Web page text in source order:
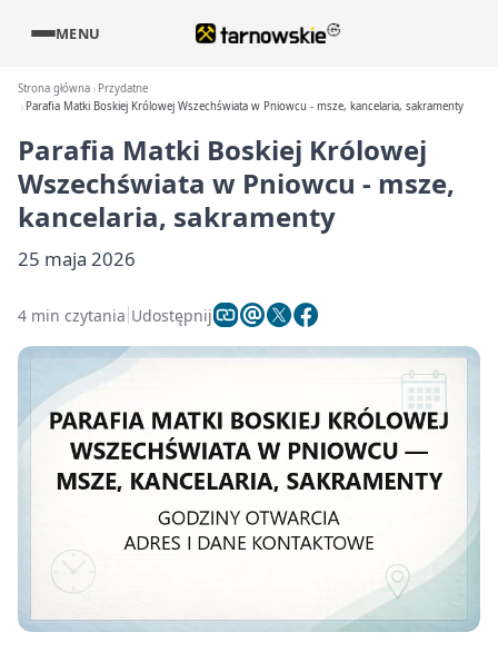
MENU
Strona główna
Przydatne
Parafia Matki Boskiej Królowej Wszechświata w Pniowcu - msze, kancelaria, sakramenty
Parafia Matki Boskiej Królowej
Wszechświata w Pniowcu - msze,
kancelaria, sakramenty
25 maja 2026
4 min czytania Udostępnij